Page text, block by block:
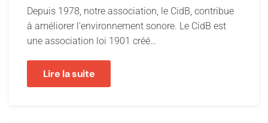
Depuis 1978, notre association, le CidB, contribue
à améliorer l’environnement sonore. Le CidB est
une association loi 1901 créé…
Lire la suite